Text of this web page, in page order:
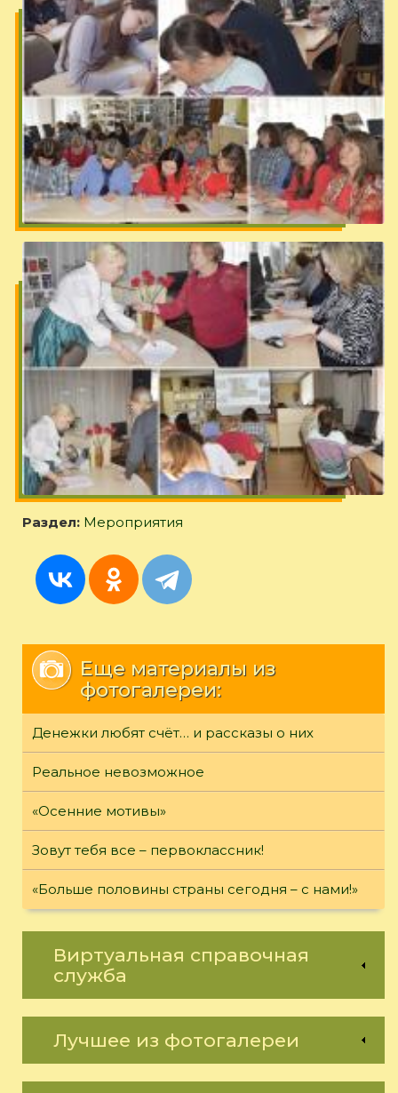
Раздел: Мероприятия
Еще материалы из
фотогалереи:
Денежки любят счёт… и рассказы о них
Реальное невозможное
«Осенние мотивы»
Зовут тебя все – первоклассник!
«Больше половины страны сегодня – с нами!»
Виртуальная справочная
служба
Лучшее из фотогалереи